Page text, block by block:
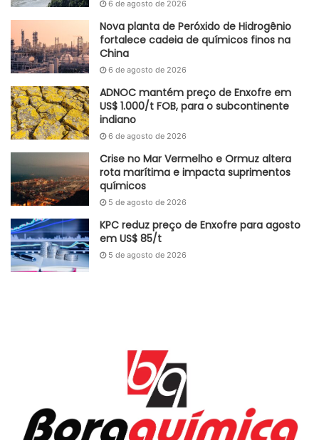
6 de agosto de 2026
Nova planta de Peróxido de Hidrogênio
fortalece cadeia de químicos finos na
China
6 de agosto de 2026
ADNOC mantém preço de Enxofre em
US$ 1.000/t FOB, para o subcontinente
indiano
6 de agosto de 2026
Crise no Mar Vermelho e Ormuz altera
rota marítima e impacta suprimentos
químicos
5 de agosto de 2026
KPC reduz preço de Enxofre para agosto
em US$ 85/t
5 de agosto de 2026